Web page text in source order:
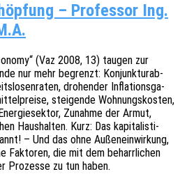
– Professor Ing.
(Vaz 2008, 13) taugen zur
nur mehr begrenzt: Konjunk­tur­ab­
drohen­der Infla­ti­ons­ga­
stei­gen­de Wohnungs­kos­ten,
Zunah­me der Armut,
Haus­hal­ten. Kurz: Das kapi­ta­lis­ti­
– Und das ohne Außen­ein­wir­kung,
Fakto­ren, die mit dem beharr­li­chen
Prozes­se zu tun haben.